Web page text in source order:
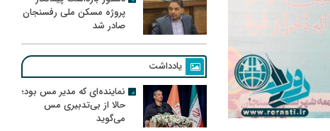
پروژه مسکن ملی رفسنجان
صادر شد
یادداشت
نماینده‌ای که مدیر مس بود؛
حالا از بی‌تدبیری مس
می‌گوید